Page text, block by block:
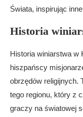
Świata, inspirując
Historia
Historia winiarstwa w
hiszpańscy
obrzędów religijnych.
tego regionu, który z
graczy na światowej